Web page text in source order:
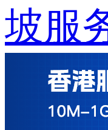
坡服